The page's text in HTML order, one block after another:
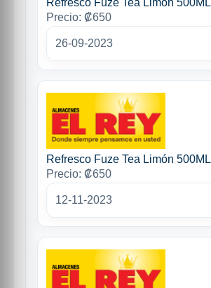
Refresco Fuze Tea Limón 500ML
Precio: ₡650
26-09-2023
Refresco Fuze Tea Limón 500ML
Precio: ₡650
12-11-2023